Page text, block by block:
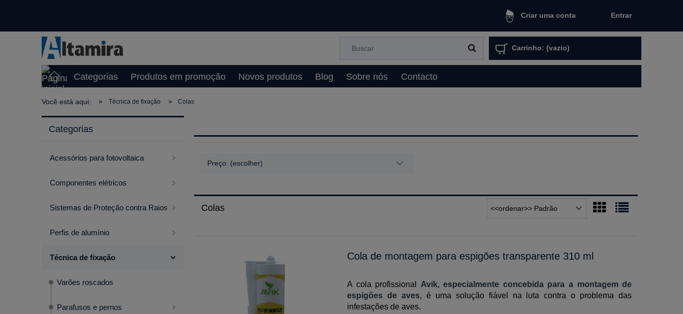
Criar uma conta Entrar
Carrinho: (vazio)
Categorias Produtos em promoção Novos produtos Blog Sobre nós Contacto
Você está aqui: » Técnica de fixação » Colas
Categorias
Acessórios para fotovoltaica
Componentes elétricos
Sistemas de Proteção contra Raios
Perfis de alumínio
Técnica de fixação
Varões roscados
Parafusos e pernos
Preço: (escolher)
Colas
Cola de montagem para espigões transparente 310 ml
A cola profissional Avik, especialmente concebida para a montagem de
espigões de aves, é uma solução fiável na luta contra o problema das
infestações de aves.